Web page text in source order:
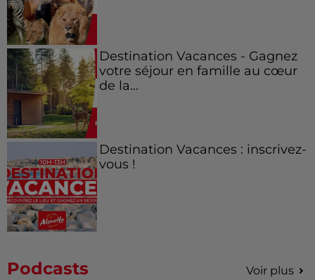
Destination Vacances - Gagnez
votre séjour en famille au cœur
de la...
Destination Vacances : inscrivez-
vous !
Podcasts Voir plus